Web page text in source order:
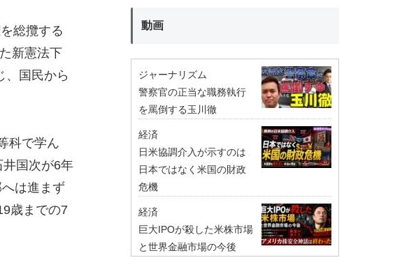
総攬する
新憲法下
、国民から
科で学ん
国次が6年
は進まず
歳までの7
動画
ジャーナリズム
警察官の正当な職務執行
を罵倒する玉川徹
経済
日米協調介入が示すのは
日本ではなく米国の財政
危機
経済
巨大IPOが殺した米株市場
と世界金融市場の今後